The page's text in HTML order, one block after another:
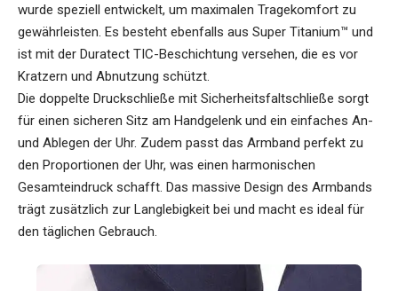
wurde speziell entwickelt, um maximalen Tragekomfort zu
gewährleisten. Es besteht ebenfalls aus Super Titanium™ und
ist mit der Duratect TIC-Beschichtung versehen, die es vor
Kratzern und Abnutzung schützt.
Die doppelte Druckschließe mit Sicherheitsfaltschließe sorgt
für einen sicheren Sitz am Handgelenk und ein einfaches An-
und Ablegen der Uhr. Zudem passt das Armband perfekt zu
den Proportionen der Uhr, was einen harmonischen
Gesamteindruck schafft. Das massive Design des Armbands
trägt zusätzlich zur Langlebigkeit bei und macht es ideal für
den täglichen Gebrauch.